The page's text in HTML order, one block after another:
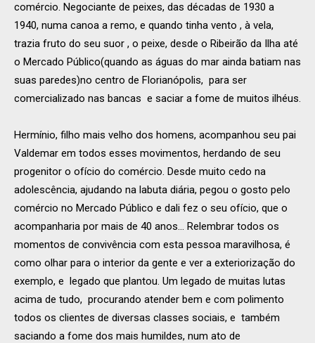
comércio. Negociante de peixes, das décadas de 1930 a
1940, numa canoa a remo, e quando tinha vento , à vela,
trazia fruto do seu suor , o peixe, desde o Ribeirão da Ilha até
o Mercado Público(quando as águas do mar ainda batiam nas
suas paredes)no centro de Florianópolis, para ser
comercializado nas bancas e saciar a fome de muitos ilhéus.
Hermínio, filho mais velho dos homens, acompanhou seu pai
Valdemar em todos esses movimentos, herdando de seu
progenitor o ofício do comércio. Desde muito cedo na
adolescência, ajudando na labuta diária, pegou o gosto pelo
comércio no Mercado Público e dali fez o seu ofício, que o
acompanharia por mais de 40 anos… Relembrar todos os
momentos de convivência com esta pessoa maravilhosa, é
como olhar para o interior da gente e ver a exteriorização do
exemplo, e legado que plantou. Um legado de muitas lutas
acima de tudo, procurando atender bem e com polimento
todos os clientes de diversas classes sociais, e também
saciando a fome dos mais humildes, num ato de